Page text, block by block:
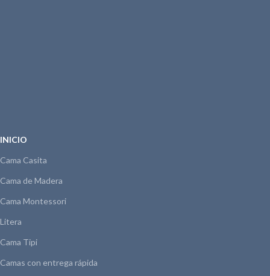
INICIO
Cama Casita
Cama de Madera
Cama Montessori
Litera
Cama Tipi
Camas con entrega rápida